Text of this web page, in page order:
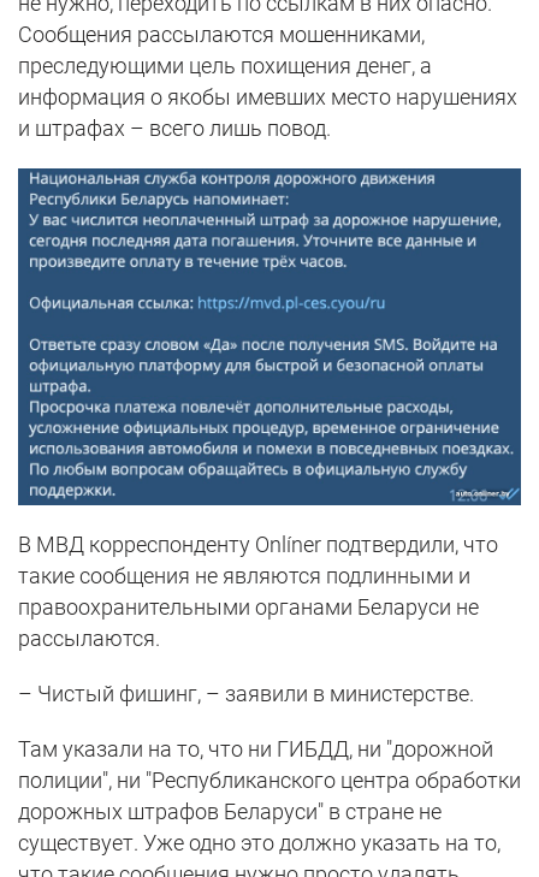
Сообщения рассылаются мошенниками,
преследующими цель похищения денег, а
информация о якобы имевших место нарушениях
и штрафах – всего лишь повод.
В МВД корреспонденту Onlíner подтвердили, что
такие сообщения не являются подлинными и
правоохранительными органами Беларуси не
рассылаются.
– Чистый фишинг, – заявили в министерстве.
Там указали на то, что ни ГИБДД, ни "дорожной
полиции", ни "Республиканского центра обработки
дорожных штрафов Беларуси" в стране не
существует. Уже одно это должно указать на то,